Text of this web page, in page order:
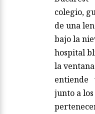
colegio,
de una
bajo la
hospital
la
entiende
junto a